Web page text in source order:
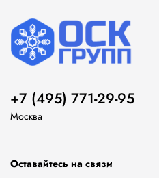
+7 (495) 771-29-95
Москва
Оставайтесь на связи